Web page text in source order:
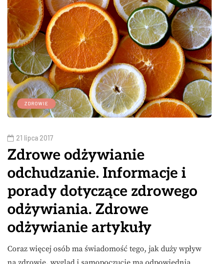
ZDROWIE
21 lipca 2017
Zdrowe odżywianie
odchudzanie. Informacje i
porady dotyczące zdrowego
odżywiania. Zdrowe
odżywianie artykuły
Coraz więcej osób ma świadomość tego, jak duży wpływ